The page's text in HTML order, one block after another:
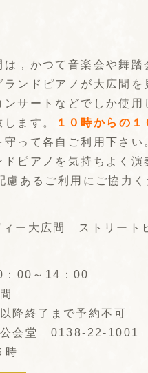
，かつて音楽会や舞踏
ンドピアノが大広間を
サートなどでしか使用
ます。
１０時からの
って各自ご利用下さい
ピアノを気持ちよく演
あるご利用にご協力く
ー大広間 ストリート
：00～14：00
降終了まで予約不可
公会堂 0138-22-1001
時